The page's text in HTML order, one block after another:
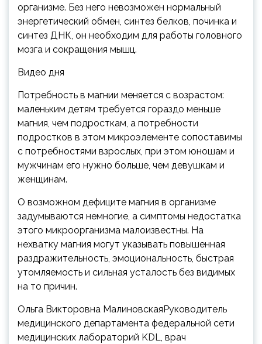
организме. Без него невозможен нормальный
энергетический обмен, синтез белков, починка и
синтез ДНК, он необходим для работы головного
мозга и сокращения мышц.
Видео дня
Потребность в магнии меняется с возрастом:
маленьким детям требуется гораздо меньше
магния, чем подросткам, а потребности
подростков в этом микроэлементе сопоставимы
с потребностями взрослых, при этом юношам и
мужчинам его нужно больше, чем девушкам и
женщинам.
О возможном дефиците магния в организме
задумываются немногие, а симптомы недостатка
этого микроорганизма малоизвестны. На
нехватку магния могут указывать повышенная
раздражительность, эмоциональность, быстрая
утомляемость и сильная усталость без видимых
на то причин.
Ольга Викторовна МалиновскаяРуководитель
медицинского департамента федеральной сети
медицинских лабораторий KDL, врач